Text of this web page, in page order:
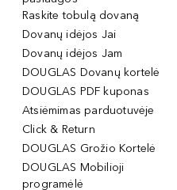
Raskite tobulą dovaną
Dovanų idėjos Jai
Dovanų idėjos Jam
DOUGLAS Dovanų kortelė
DOUGLAS PDF kuponas
Atsiėmimas parduotuvėje
Click & Return
DOUGLAS Grožio Kortelė
DOUGLAS Mobilioji
programėlė